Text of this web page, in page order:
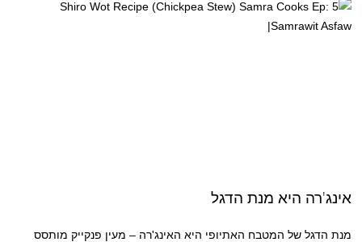
אינג'רה היא מנת הדגל
מנת הדגל של המטבח האתיופי היא האינג'רה – מעין פנקייק מותסס